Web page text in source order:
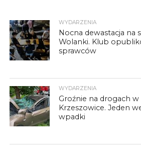
WYDARZENIA
Nocna dewastacja na
Wolanki. Klub
sprawców
WYDARZENIA
Groźnie na drogach
Krzeszowice. Jeden
wpadki